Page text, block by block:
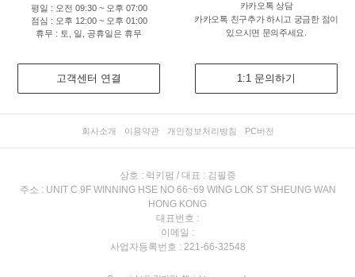
평일 : 오전 09:30 ~ 오후 07:00
점심 : 오후 12:00 ~ 오후 01:00
휴무 : 토, 일, 공휴일은 휴무
카카오톡 상담
카카오톡 친구추가 하시고 궁금한 점이
있으시면 문의주세요.
고객센터 연결 1:1 문의하기
회사소개 이용약관 개인정보처리방침 PC버전
상호 : 럭키펌 / 대표 : 김필중
주소 : UNIT C 9F WINNING HSE NO 66~69 WING LOK ST SHEUNG WAN
HONG KONG
대표번호 :
이메일 :
사업자등록번호 : 221-66-32548